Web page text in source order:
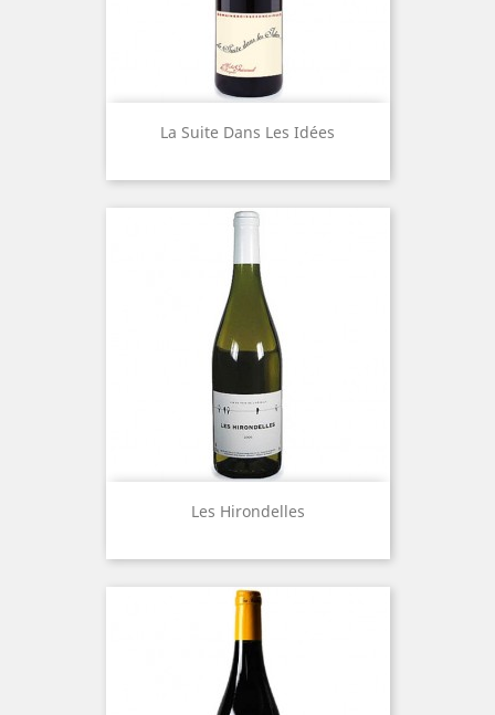
La Suite Dans Les Idées
Les Hirondelles